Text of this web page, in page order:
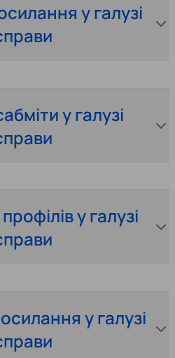
у галузі
у галузі
у галузі
у галузі